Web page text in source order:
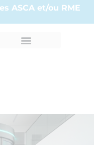
ASCA et/ou RME